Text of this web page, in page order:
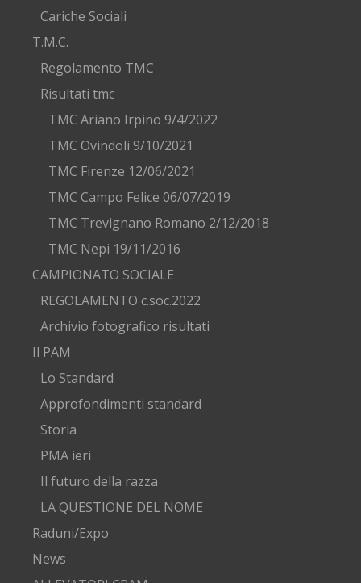
Cariche Sociali
T.M.C.
Regolamento TMC
Risultati tmc
TMC Ariano Irpino 9/4/2022
TMC Ovindoli 9/10/2021
TMC Firenze 12/06/2021
TMC Campo Felice 06/07/2019
TMC Trevignano Romano 2/12/2018
TMC Nepi 19/11/2016
CAMPIONATO SOCIALE
REGOLAMENTO c.soc.2022
Archivio fotografico risultati
Il PAM
Lo Standard
Approfondimenti standard
Storia
PMA ieri
Il futuro della razza
LA QUESTIONE DEL NOME
Raduni/Expo
News